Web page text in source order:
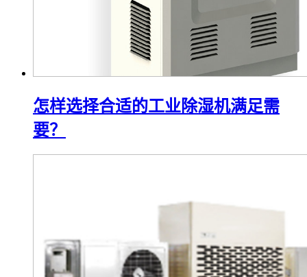
怎样选择合适的工业除湿机满足需
要？